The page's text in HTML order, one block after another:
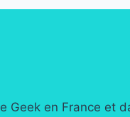
Geek en France